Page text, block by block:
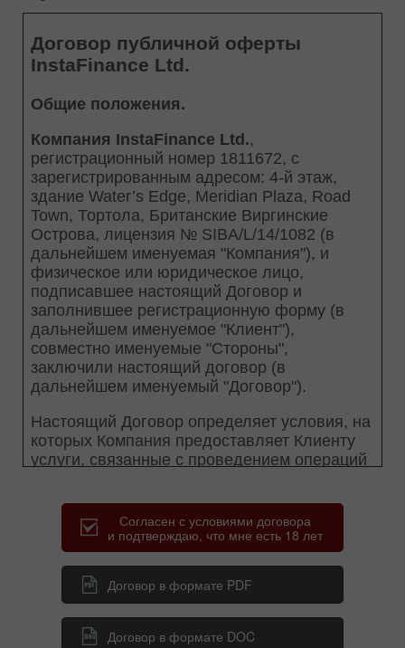
Согласен с условиями договора
и подтверждаю, что мне есть 18 лет
Договор в формате PDF
Договор в формате DOC